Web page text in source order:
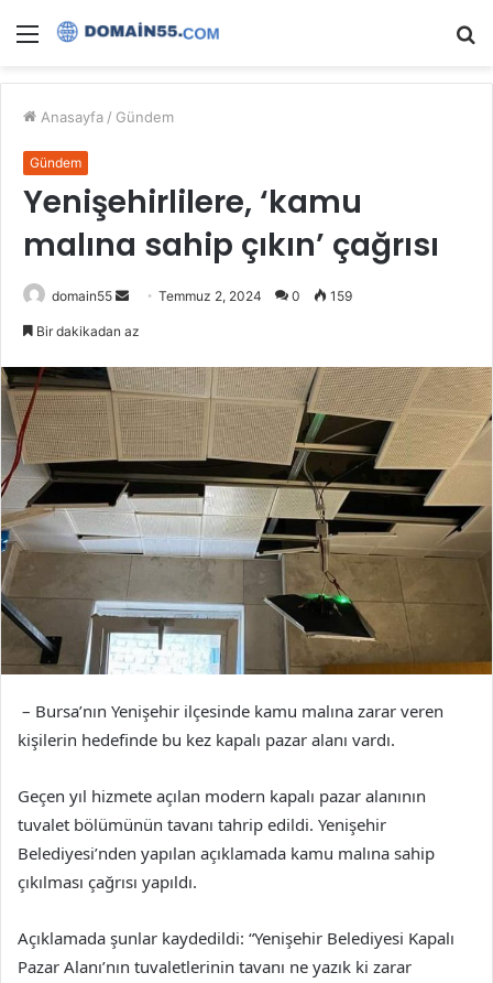
Menü
Anasayfa / Gündem
Gündem
Yenişehirlilere, ‘kamu
malına sahip çıkın’ çağrısı
domain55
Bir
göndermek
Temmuz 2, 2024 0 159
Bir dakikadan az
– Bursa’nın Yenişehir ilçesinde kamu malına zarar veren
kişilerin hedefinde bu kez kapalı pazar alanı vardı.
Geçen yıl hizmete açılan modern kapalı pazar alanının
tuvalet bölümünün tavanı tahrip edildi. Yenişehir
Belediyesi’nden yapılan açıklamada kamu malına sahip
çıkılması çağrısı yapıldı.
Açıklamada şunlar kaydedildi: “Yenişehir Belediyesi Kapalı
Pazar Alanı’nın tuvaletlerinin tavanı ne yazık ki zarar